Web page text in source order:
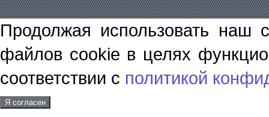
Продолжая использовать наш
файлов cookie в целях
соответствии с политикой
Я согласен